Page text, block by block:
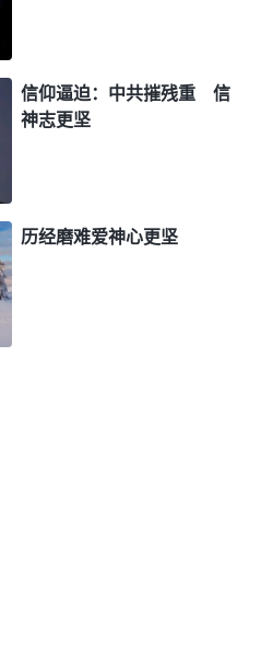
站在神一边，越要爱神，
得着荣耀了，我也尽到了
安慰，受再大的苦我都愿
里特别受感动，眼泪也情
向神祷告：“神啊，你太可
从来没有像今天这样体尝
样感觉与你这么亲近……”当
，沉浸在这种感动之中很
结果冻感冒了，发起了高
信仰逼迫：中共摧残重 信
神志更坚
历经磨难爱神心更坚